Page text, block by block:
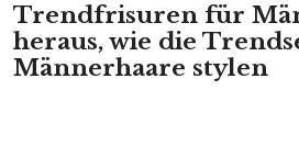
Trendfrisuren für
heraus, wie die
Männerhaare stylen